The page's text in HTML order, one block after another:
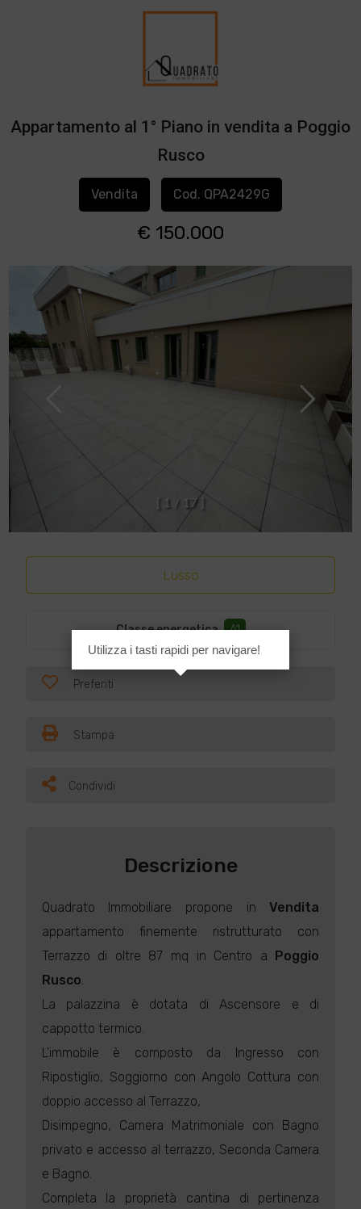
Appartamento al 1° Piano in vendita a Poggio
Rusco
Vendita Cod. QPA2429G
€ 150.000
1 / 1 7
Lusso
Classe energetica: A1
Preferiti
Stampa
Condividi
Descrizione
Quadrato Immobiliare propone inVendita
appartamento finemente ristrutturato con
Terrazzo di oltre 87 mq in Centro a Poggio
Rusco.
La palazzina è dotata di Ascensore e di
cappotto termico.
L'immobile è composto da Ingresso con
Ripostiglio, Soggiorno con Angolo Cottura con
doppio accesso al Terrazzo,
Disimpegno, Camera Matrimoniale con Bagno
privato e accesso al terrazzo, Seconda Camera
e Bagno.
Completa la proprietà cantina di pertinenza
Utilizza i tasti rapidi per navigare!